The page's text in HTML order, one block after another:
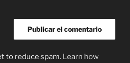
to reduce spam. Learn how